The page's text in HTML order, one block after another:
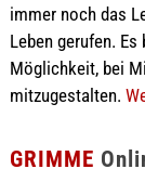
immer noch das
Leben gerufen.
Möglichkeit, bei
mitzugestalten.
GRIMME